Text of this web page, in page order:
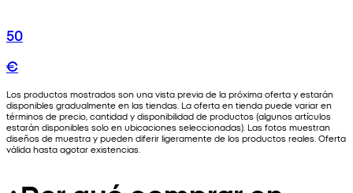
50
€
Los productos mostrados son una vista previa de la próxima oferta y estarán
disponibles gradualmente en las tiendas. La oferta en tienda puede variar en
términos de precio, cantidad y disponibilidad de productos (algunos artículos
estarán disponibles solo en ubicaciones seleccionadas). Las fotos muestran
diseños de muestra y pueden diferir ligeramente de los productos reales. Oferta
válida hasta agotar existencias.